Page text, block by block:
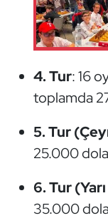
4. Tur: 16
toplamda
5. Tur
25.000
6. Tur
35.000
Satranç
Su Topu
Sualtı
Tenis
Triatlon